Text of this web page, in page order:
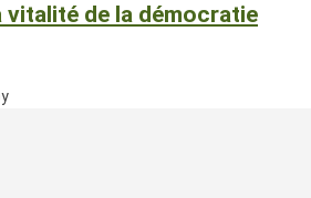
vitalité de la démocratie